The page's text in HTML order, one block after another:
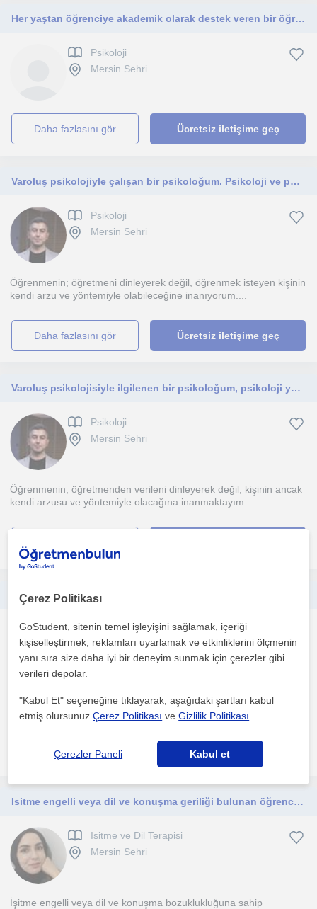
Her yaştan öğrenciye akademik olarak destek veren bir öğretmen
Psikoloji
Mersin Sehri
daha fazlasını gör Ücretsiz iletişime geç
Varoluş psikolojiyle çalışan bir psikoloğum. Psikoloji ve pdr lisans öğrencilerine yönelik çalışıyorum.
Psikoloji
Mersin Sehri
Öğrenmenin; öğretmeni dinleyerek değil, öğrenmek isteyen kişinin
kendi arzu ve yöntemiyle olabileceğine inanıyorum....
daha fazlasını gör Ücretsiz iletişime geç
Varoluş psikolojisiyle ilgilenen bir psikoloğum, psikoloji ya da pdr lisans öğrencileriyle çalışabilirim.
Psikoloji
Mersin Sehri
Öğrenmenin; öğretmenden verileni dinleyerek değil, kişinin ancak
kendi arzusu ve yöntemiyle olacağına inanmaktayım....
Psikoloji
Mersin Sehri
Bire bir online seanslarda sınav danışmanlığı yaparak öğrencilerin
sınav senelerinde sınavı kazanmalarına yardımcı ...
daha fazlasını gör Ücretsiz iletişime geç
Isitme engelli veya dil ve konuşma geriliği bulunan öğrencilere bireysel terapi dersi veriyorum
Isitme ve Dil Terapisi
Mersin Sehri
İşitme engelli veya dil ve konuşma bozuklukluğuna sahip
Çerez Politikası
GoStudent, sitenin temel işleyişini sağlamak, içeriği
kişiselleştirmek, reklamları uyarlamak ve etkinliklerini ölçmenin
yanı sıra size daha iyi bir deneyim sunmak için çerezler gibi
verileri depolar.
"Kabul Et" seçeneğine tıklayarak, aşağıdaki şartları kabul
etmiş olursunuzÇerez Politikası veGizlilik Politikası
Çerezler Paneli Kabul et